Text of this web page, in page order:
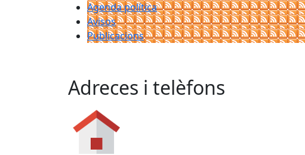
Agenda política
Avisos
Publicacions
Adreces i telèfons